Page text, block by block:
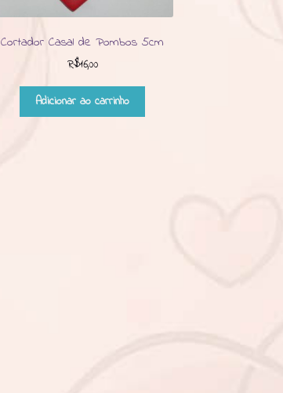
Cortador Casal de Pombos 5cm
R$16,00
Adicionar ao carrinho